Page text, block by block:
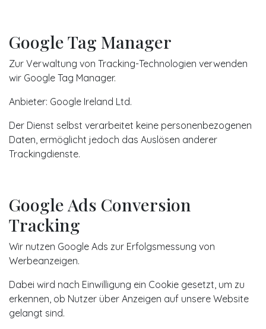
Google Tag Manager
Zur Verwaltung von Tracking-Technologien verwenden
wir Google Tag Manager.
Anbieter: Google Ireland Ltd.
Der Dienst selbst verarbeitet keine personenbezogenen
Daten, ermöglicht jedoch das Auslösen anderer
Trackingdienste.
Google Ads Conversion
Tracking
Wir nutzen Google Ads zur Erfolgsmessung von
Werbeanzeigen.
Dabei wird nach Einwilligung ein Cookie gesetzt, um zu
erkennen, ob Nutzer über Anzeigen auf unsere Website
gelangt sind.